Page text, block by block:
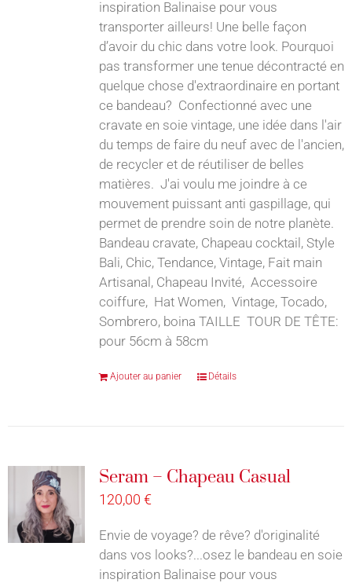
inspiration Balinaise pour vous
transporter ailleurs! Une belle façon
d’avoir du chic dans votre look. Pourquoi
pas transformer une tenue décontracté en
quelque chose d'extraordinaire en portant
ce bandeau? Confectionné avec une
cravate en soie vintage, une idée dans l'air
du temps de faire du neuf avec de l'ancien,
de recycler et de réutiliser de belles
matières. J'ai voulu me joindre à ce
mouvement puissant anti gaspillage, qui
permet de prendre soin de notre planète.
Bandeau cravate, Chapeau cocktail, Style
Bali, Chic, Tendance, Vintage, Fait main
Artisanal, Chapeau Invité, Accessoire
coiffure, Hat Women, Vintage, Tocado,
Sombrero, boina TAILLE TOUR DE TÊTE:
pour 56cm à 58cm
Ajouter au panier Détails
Seram – Chapeau Casual
120,00 €
Envie de voyage? de rêve? d'originalité
dans vos looks?...osez le bandeau en soie
inspiration Balinaise pour vous